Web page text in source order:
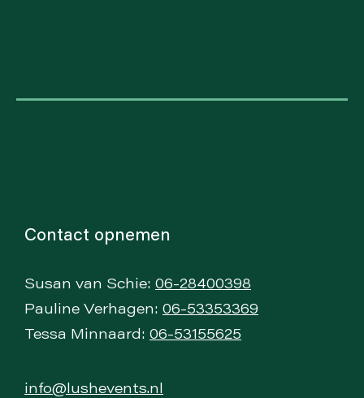
Contact opnemen
Susan van Schie: 06-28400398
Pauline Verhagen: 06-53353369
Tessa Minnaard: 06-53155625
info@lushevents.nl